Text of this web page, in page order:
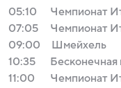
05:10
Чемпионат
07:05
Чемпионат
09:00
Шмейхель
10:35
Бесконечная
11:00
Чемпионат